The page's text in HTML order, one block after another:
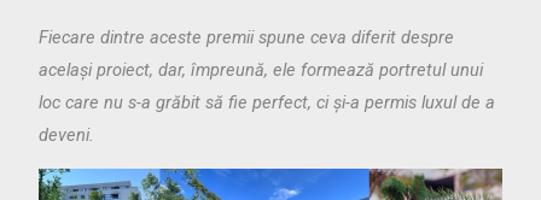
Fiecare dintre aceste premii spune ceva diferit despre
același proiect, dar, împreună, ele formează portretul unui
loc care nu s-a grăbit să fie perfect, ci și-a permis luxul de a
deveni.